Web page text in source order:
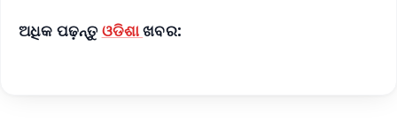
ଅଧିକ ପଢ଼ନ୍ତୁ ଓଡିଶାଖବର: